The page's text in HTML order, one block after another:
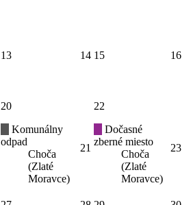
13 14 15 16
20
Komunálny
odpad
Choča
(Zlaté
Moravce)
21
22
Dočasné
zberné miesto
Choča
(Zlaté
Moravce)
23